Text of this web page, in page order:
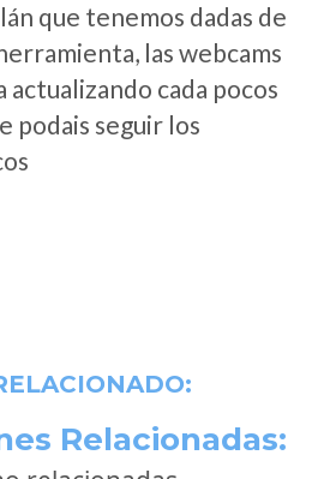
que tenemos dadas de
las webcams
actualizando cada pocos
podais seguir los
Relacionadas: